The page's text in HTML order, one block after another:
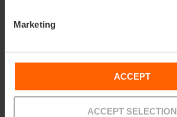
Marketing
ACCEPT
ACCEPT SELECTION
Activar mapa